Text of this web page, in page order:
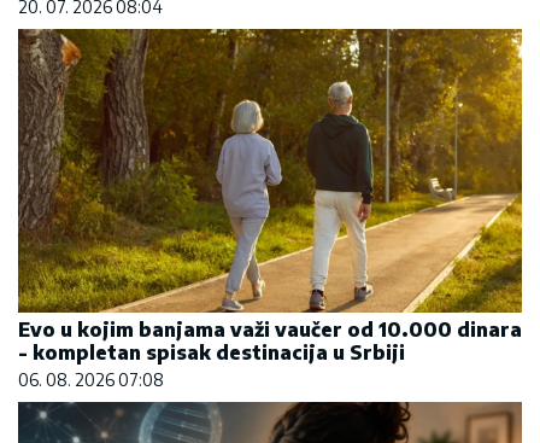
20. 07. 2026 08:04
Evo u kojim banjama važi vaučer od 10.000 dinara
- kompletan spisak destinacija u Srbiji
06. 08. 2026 07:08